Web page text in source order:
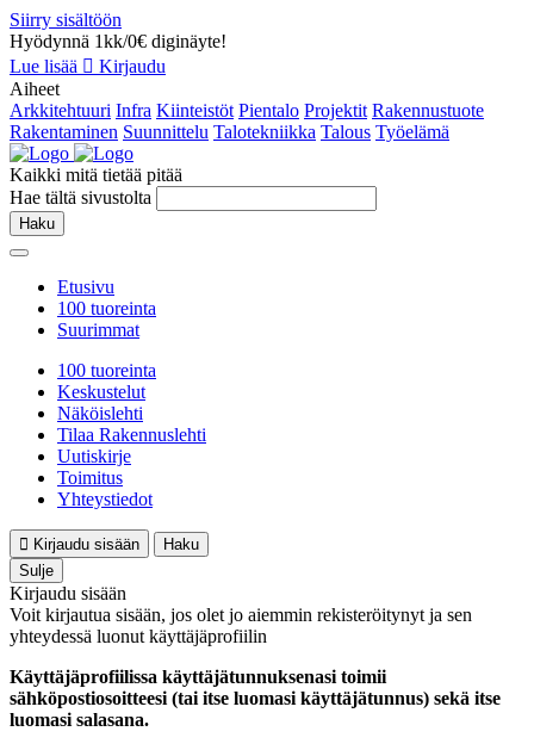
Siirry sisältöön
Hyödynnä 1kk/0€ diginäyte!
Lue lisää
Kirjaudu
Aiheet
Arkkitehtuuri Infra Kiinteistöt Pientalo Projektit Rakennustuote
Rakentaminen Suunnittelu Talotekniikka Talous Työelämä
Kaikki mitä tietää pitää
Hae tältä sivustolta
Haku
Etusivu
100 tuoreinta
Suurimmat
100 tuoreinta
Keskustelut
Näköislehti
Tilaa Rakennuslehti
Uutiskirje
Toimitus
Yhteystiedot
Kirjaudu sisään
Haku
Sulje
Kirjaudu sisään
Voit kirjautua sisään, jos olet jo aiemmin rekisteröitynyt ja sen
yhteydessä luonut käyttäjäprofiilin
Käyttäjäprofiilissa käyttäjätunnuksenasi toimii
sähköpostiosoitteesi (tai itse luomasi käyttäjätunnus) sekä itse
luomasi salasana.